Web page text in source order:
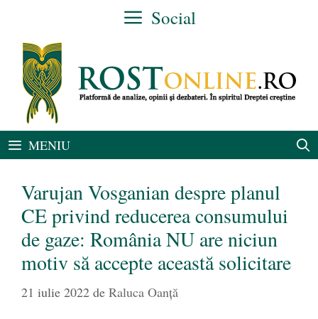
conținut
Social
MENIU
Varujan Vosganian despre planul
CE privind reducerea consumului
de gaze: România NU are niciun
motiv să accepte această solicitare
21 iulie 2022 de Raluca Oanță